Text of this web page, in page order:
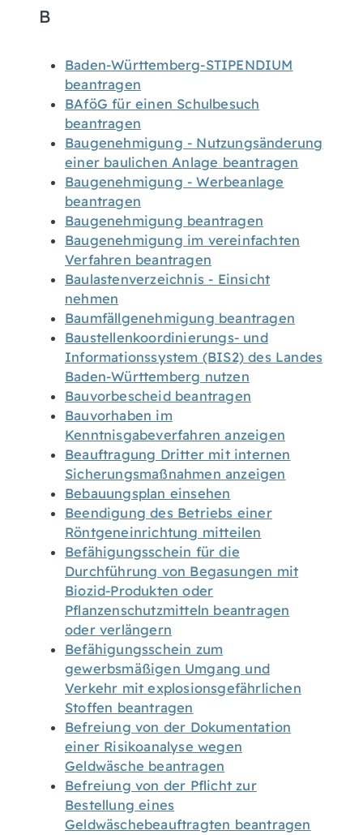
B
Baden-Württemberg-STIPENDIUM
beantragen
BAföG für einen Schulbesuch
beantragen
Baugenehmigung - Nutzungsänderung
einer baulichen Anlage beantragen
Baugenehmigung - Werbeanlage
beantragen
Baugenehmigung beantragen
Baugenehmigung im vereinfachten
Verfahren beantragen
Baulastenverzeichnis - Einsicht
nehmen
Baumfällgenehmigung beantragen
Baustellenkoordinierungs- und
Informationssystem (BIS2) des Landes
Baden-Württemberg nutzen
Bauvorbescheid beantragen
Bauvorhaben im
Kenntnisgabeverfahren anzeigen
Beauftragung Dritter mit internen
Sicherungsmaßnahmen anzeigen
Bebauungsplan einsehen
Beendigung des Betriebs einer
Röntgeneinrichtung mitteilen
Befähigungsschein für die
Durchführung von Begasungen mit
Biozid-Produkten oder
Pflanzenschutzmitteln beantragen
oder verlängern
Befähigungsschein zum
gewerbsmäßigen Umgang und
Verkehr mit explosionsgefährlichen
Stoffen beantragen
Befreiung von der Dokumentation
einer Risikoanalyse wegen
Geldwäsche beantragen
Befreiung von der Pflicht zur
Bestellung eines
Geldwäschebeauftragten beantragen